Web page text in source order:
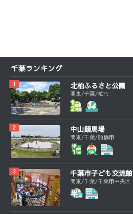
千葉ランキング
北柏ふるさと公園
関東/千葉/柏市
中山競馬場
関東/千葉/船橋市
千葉市子ども交流館
関東/千葉/千葉市中央区